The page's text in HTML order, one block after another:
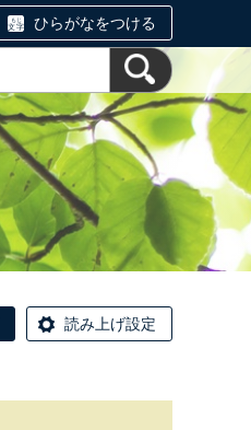
ひらがなをつける
読み上げ設定